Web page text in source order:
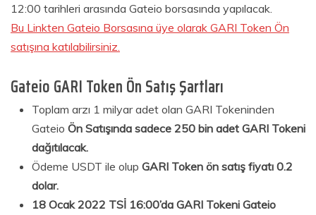
12:00 tarihleri arasında Gateio borsasında yapılacak.
Bu Linkten Gateio Borsasına üye olarak GARI Token Ön
satışına katılabilirsiniz.
Gateio GARI Token Ön Satış Şartları
Toplam arzı 1 milyar adet olan GARI Tokeninden
Gateio Ön Satışında sadece 250 bin adet GARI Tokeni
dağıtılacak.
Ödeme USDT ile olup GARI Token ön satış fiyatı 0.2
dolar.
18 Ocak 2022 TSİ 16:00’da GARI Tokeni Gateio